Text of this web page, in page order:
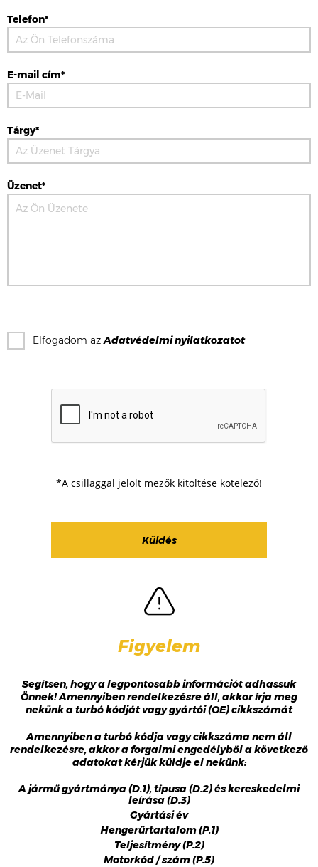
Telefon*
E-mail cím*
Tárgy*
Üzenet*
Elfogadom azAdatvédelmi nyilatkozatot
*A csillaggal jelölt mezők kitöltése kötelező!
Figyelem
Segítsen, hogy a legpontosabb információt adhassuk
Önnek! Amennyiben rendelkezésre áll, akkor írja meg
nekünk a turbó kódját vagy gyártói (OE) cikkszámát
Amennyiben a turbó kódja vagy cikkszáma nem áll
rendelkezésre, akkor a forgalmi engedélyből a következő
adatokat kérjük küldje el nekünk:
A jármű gyártmánya (D.1), típusa (D.2) és kereskedelmi
leírása (D.3)
Gyártási év
Hengerűrtartalom (P.1)
Teljesítmény (P.2)
Motorkód / szám (P.5)